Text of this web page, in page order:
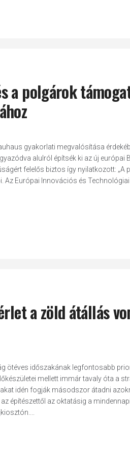
a polgárok
gyakorlati megvalósítása
alulról építsék ki az új európai
felelős biztos így nyilatkozott:
Európai Innovációs és
a zöld átállás
ötéves időszakának legfontosabb
mellett immár tavaly óta a
idén fogják másodszor átadni
építészettől az oktatásig a